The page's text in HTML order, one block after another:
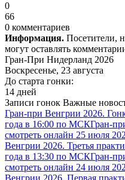
0
66
0 комментариев
Информация. Посетители,
могут оставлять
Гран-При Нидерланд 2026
Воскресенье, 23 августа
До старта гонки:
14 дней
Записи гонок Важные
Гран-при Венгрии 2026.
года в 16:00 по МСКГран-
смотреть онлайн 25 июля
Венгрии 2026. Третья
года в 13:30 по МСКГран-
смотреть онлайн 24 июля